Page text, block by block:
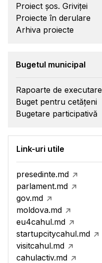
Proiect șos. Griviței
Proiecte în derulare
Arhiva proiecte
Bugetul municipal
Rapoarte de executare
Buget pentru cetățeni
Bugetare participativă
Link-uri utile
presedinte.md
parlament.md
gov.md
moldova.md
eu4cahul.md
startupcitycahul.md
visitcahul.md
cahulactiv.md